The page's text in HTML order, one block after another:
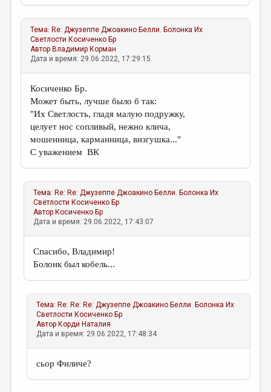
Тема: Re: Джузеппе Джоакино Белли. Болонка Их
Светлости Косиченко Бр
Автор Владимир Корман
Дата и время: 29.06.2022, 17:29:15
Косиченко Бр.
Может быть, лучше было б так:
"Их Светлость, гладя малую подружку,
целует нос сопливый, нежно клича,
мошенница, карманница, визгушка..."
С уважением ВК
Тема: Re: Re: Джузеппе Джоакино Белли. Болонка Их
Светлости Косиченко Бр
Автор Косиченко Бр
Дата и время: 29.06.2022, 17:43:07
Спасибо, Владимир!
Болонк был кобель...
Тема: Re: Re: Re: Джузеппе Джоакино Белли. Болонка Их
Светлости Косиченко Бр
Автор Корди Наталия
Дата и время: 29.06.2022, 17:48:34
сьор Филиче?